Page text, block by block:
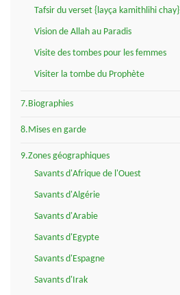
Tafsir du verset {layça kamithlihi chay}
Vision de Allah au Paradis
Visite des tombes pour les femmes
Visiter la tombe du Prophète
7.Biographies
8.Mises en garde
9.Zones géographiques
Savants d'Afrique de l'Ouest
Savants d'Algérie
Savants d'Arabie
Savants d'Egypte
Savants d'Espagne
Savants d'Irak